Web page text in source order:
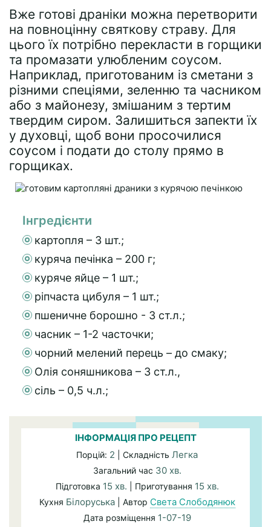
Вже готові драніки можна перетворити
на повноцінну святкову страву. Для
цього їх потрібно перекласти в горщики
та промазати улюбленим соусом.
Наприклад, приготованим із сметани з
різними спеціями, зеленню та часником
або з майонезу, змішаним з тертим
твердим сиром. Залишиться запекти їх
у духовці, щоб вони просочилися
соусом і подати до столу прямо в
горщиках.
Інгредієнти
картопля – 3 шт.;
куряча печінка – 200 г;
куряче яйце – 1 шт.;
ріпчаста цибуля – 1 шт.;
пшеничне борошно - 3 ст.л.;
часник – 1-2 часточки;
чорний мелений перець – до смаку;
Олія соняшникова – 3 ст.л.,
сіль – 0,5 ч.л.;
ІНФОРМАЦІЯ ПРО РЕЦЕПТ
Порцій: 2 | Складність Легка
Загальний час 30 хв.
Підготовка 15 хв. | Приготування 15 хв.
Кухня Білоруська| Автор Света Слободянюк
Дата розміщення 1-07-19